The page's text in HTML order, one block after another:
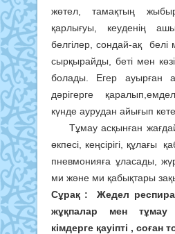
жөтел, тамақтың
қарлығуы, кеуденің
белгілер, сондай-ақ
сырқырайды, беті мен
болады. Егер ауырған
дәрігерге
күнде аурудан айығып
Тұмау асқынған
өкпесі, кеңсірігі, құлағы
пневмонияға ұласады,
ми және ми қабықтары
Сұрақ : Жедел
жұқпалар мен тұмау
кімдерге қауіпті , соған